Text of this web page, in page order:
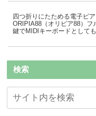
四つ折りにたためる電子ピア
ORIPIA88（オリピア88）フ
鍵でMIDIキーボードとして
検索